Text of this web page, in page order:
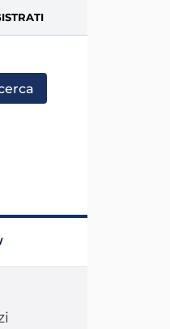
gli altri filtri